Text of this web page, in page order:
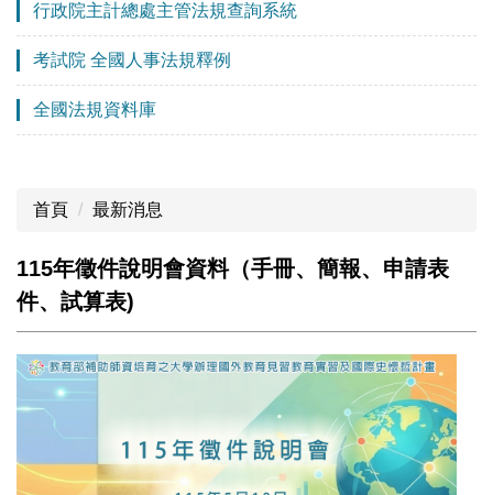
行政院主計總處主管法規查詢系統
考試院 全國人事法規釋例
全國法規資料庫
首頁 最新消息
115年徵件說明會資料（手冊、簡報、申請表
件、試算表)